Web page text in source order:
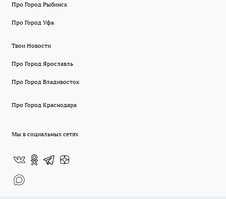
Про Город Рыбинск
Про Город Уфа
Твои Новости
Про Город Ярославль
Про Город Владивосток
Про Город Краснодара
Мы в социальных сетях